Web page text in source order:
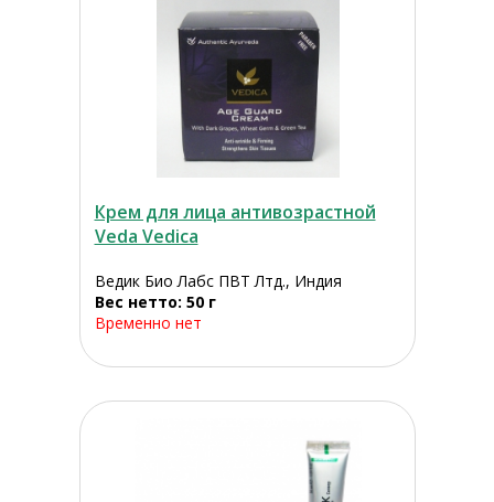
Крем для лица антивозрастной
Veda Vedica
Ведик Био Лабс ПВТ Лтд., Индия
Вес нетто: 50 г
Временно нет